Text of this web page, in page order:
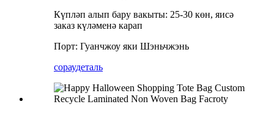
Күпләп алып бару вакыты: 25-30 көн, яисә
заказ күләменә карап
Порт: Гуанчжоу яки Шэньчжэнь
сораудеталь